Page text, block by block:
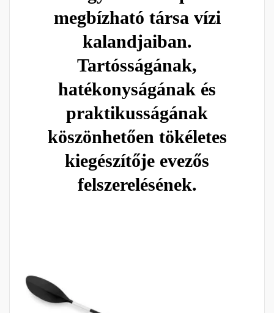
megbízható társa vízi
kalandjaiban.
Tartósságának,
hatékonyságának és
praktikusságának
köszönhetően tökéletes
kiegészítője evezős
felszerelésének.